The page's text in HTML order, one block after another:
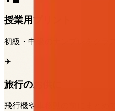
授業用プリント
初級・中級のナンプレをクラ
✈️
旅行のお供に
飛行機や車移動の前にまとめ